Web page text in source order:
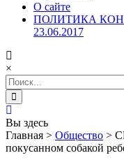
О сайте
ПОЛИТИКА
23.06.2017
×
Search
for:
Вы здесь
Главная > Общество >
покусанном собакой